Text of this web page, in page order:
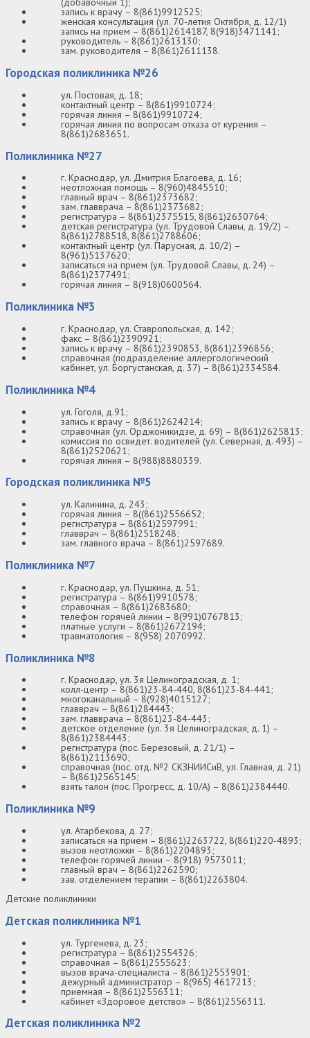
запись к врачу – 8(861)9912525;
женская консультация (ул. 70-летия Октября, д. 12/1)
запись на прием – 8(861)2614187, 8(918)3471141;
руководитель – 8(861)2613130;
зам. руководителя – 8(861)2611138.
Городская поликлиника №26
ул. Постовая, д. 18;
контактный центр – 8(861)9910724;
горячая линия – 8(861)9910724;
горячая линия по вопросам отказа от курения –
8(861)2683651.
Поликлиника №27
г. Краснодар, ул. Дмитрия Благоева, д. 16;
неотложная помощь – 8(960)4845510;
главный врач – 8(861)2373682;
зам. главврача – 8(861)2373682;
регистратура – 8(861)2375515, 8(861)2630764;
детская регистратура (ул. Трудовой Славы, д. 19/2) –
8(861)2788518, 8(861)2788606;
контактный центр (ул. Парусная, д. 10/2) –
8(961)5137620;
записаться на прием (ул. Трудовой Славы, д. 24) –
8(861)2377491;
горячая линия – 8(918)0600564.
Поликлиника №3
г. Краснодар, ул. Ставропольская, д. 142;
факс – 8(861)2390921;
запись к врачу – 8(861)2390853, 8(861)2396856;
справочная (подразделение аллергологический
кабинет, ул. Боргустанская, д. 37) – 8(861)2334584.
Поликлиника №4
ул. Гоголя, д.91;
запись к врачу – 8(861)2624214;
справочная (ул. Орджоникидзе, д. 69) – 8(861)2625813;
комиссия по освидет. водителей (ул. Северная, д. 493) –
8(861)2520621;
горячая линия – 8(988)8880339.
Городская поликлиника №5
ул. Калинина, д. 243;
горячая линия – 8((861)2556652;
регистратура – 8(861)2597991;
главврач – 8(861)2518248;
зам. главного врача – 8(861)2597689.
Поликлиника №7
г. Краснодар, ул. Пушкина, д. 51;
регистратура – 8(861)9910578;
справочная – 8(861)2683680;
телефон горячей линии – 8(991)0767813;
платные услуги – 8(861)2672194;
травматология – 8(958) 2070992.
Поликлиника №8
г. Краснодар, ул. 3я Целиноградская, д. 1;
колл-центр – 8(861)23-84-440, 8(861)23-84-441;
многоканальный – 8(928)4015127;
главврач – 8(861)284443;
зам. главврача – 8(861)23-84-443;
детское отделение (ул. 3я Целиноградская, д. 1) –
8(861)2384443;
регистратура (пос. Березовый, д. 21/1) –
8(861)2113690;
справочная (пос. отд. №2 СКЗНИИСиВ, ул. Главная, д. 21)
– 8(861)2565145;
взять талон (пос. Прогресс, д. 10/А) – 8(861)2384440.
Поликлиника №9
ул. Атарбекова, д. 27;
записаться на прием – 8(861)2263722, 8(861)220-4893;
вызов неотложки – 8(861)2204893;
телефон горячей линии – 8(918) 9573011;
главный врач – 8(861)2262590;
зав. отделением терапии – 8(861)2263804.
Детские поликлиники
Детская поликлиника №1
ул. Тургенева, д. 23;
регистратура – 8(861)2554326;
справочная – 8(861)2555623;
вызов врача-специалиста – 8(861)2553901;
дежурный администратор – 8(965) 4617213;
приемная – 8(861)2556311;
кабинет «Здоровое детство» – 8(861)2556311.
Детская поликлиника №2